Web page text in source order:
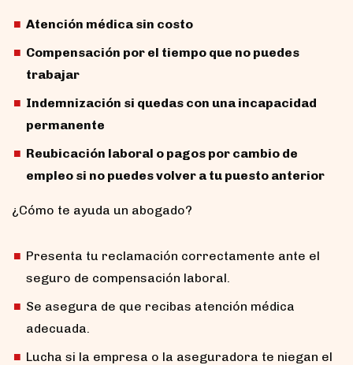
Atención médica sin costo
Compensación por el tiempo que no puedes
trabajar
Indemnización si quedas con una incapacidad
permanente
Reubicación laboral o pagos por cambio de
empleo si no puedes volver a tu puesto anterior
¿Cómo te ayuda un abogado?
Presenta tu reclamación correctamente ante el
seguro de compensación laboral.
Se asegura de que recibas atención médica
adecuada.
Lucha si la empresa o la aseguradora te niegan el